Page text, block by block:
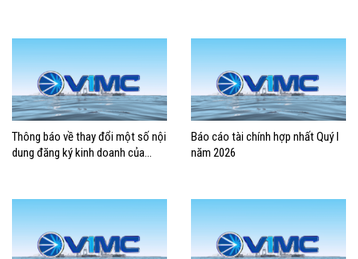
Thông báo về thay đổi một số nội
dung đăng ký kinh doanh của
Báo cáo tài chính hợp nhất Quý I
năm 2026